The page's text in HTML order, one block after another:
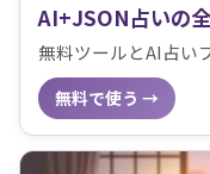
AI+JSON占いの
無料ツールとAI占い
無料で使う →